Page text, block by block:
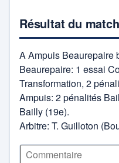
Résultat du
A Ampuis Beaurepaire
Beaurepaire: 1 essai
Transformation, 2
Ampuis: 2 pénalités
Bailly (19e).
Arbitre: T. Guilloton